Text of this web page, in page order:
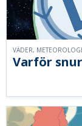
Varför
VÄDER,